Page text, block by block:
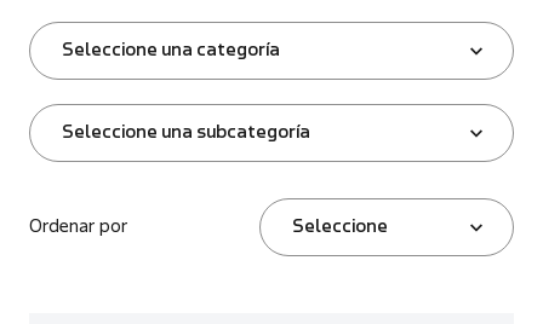
Seleccione una categoría
Seleccione una subcategoría
Ordenar por Seleccione